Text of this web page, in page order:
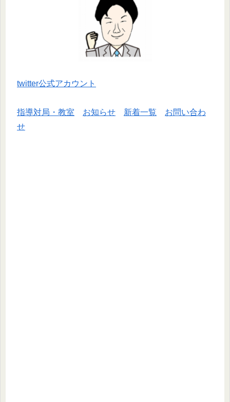
twitter公式アカウント
指導対局・教室 お知らせ 新着一覧
お問い合わ
せ